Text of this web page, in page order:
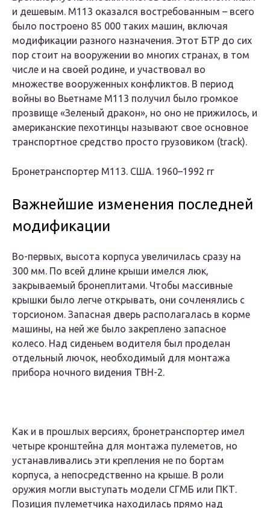
и дешевым. М113 оказался востребованным – всего
было построено 85 000 таких машин, включая
модификации разного назначения. Этот БТР до сих
пор стоит на вооружении во многих странах, в том
числе и на своей родине, и участвовал во
множестве вооруженных конфликтов. В период
войны во Вьетнаме М113 получил было громкое
прозвище «Зеленый дракон», но оно не прижилось, и
американские пехотинцы называют свое основное
транспортное средство просто грузовиком (track).
Бронетранспортер М113. США. 1960–1992 гг
Важнейшие изменения последней
модификации
Во-первых, высота корпуса увеличилась сразу на
300 мм. По всей длине крыши имелся люк,
закрываемый бронеплитами. Чтобы массивные
крышки было легче открывать, они сочленялись с
торсионом. Запасная дверь располагалась в корме
машины, на ней же было закреплено запасное
колесо. Над сиденьем водителя был проделан
отдельный лючок, необходимый для монтажа
прибора ночного видения ТВН-2.
Как и в прошлых версиях, бронетранспортер имел
четыре кронштейна для монтажа пулеметов, но
устанавливались эти крепления не по бортам
корпуса, а непосредственно на крыше. В роли
оружия могли выступать модели СГМБ или ПКТ.
Позиция пулеметчика находилась прямо над